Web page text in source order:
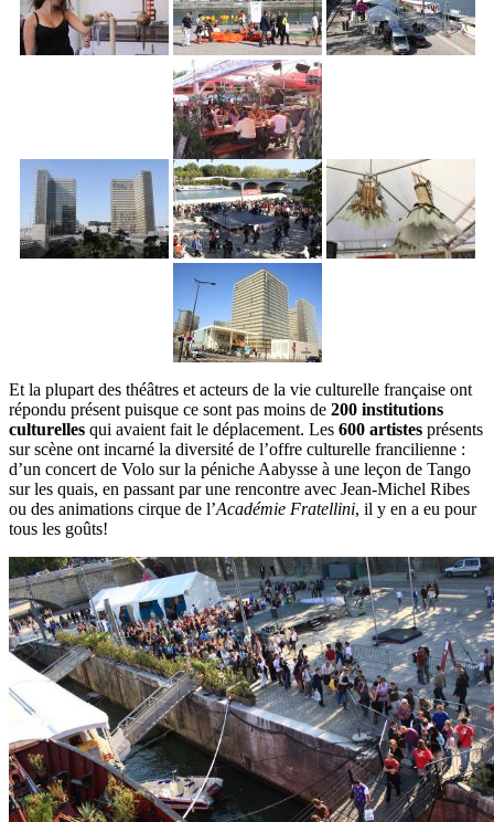
Et la plupart des théâtres et acteurs de la vie culturelle française ont
répondu présent puisque ce sont pas moins de 200 institutions
culturelles qui avaient fait le déplacement. Les 600 artistes présents
sur scène ont incarné la diversité de l’offre culturelle francilienne :
d’un concert de Volo sur la péniche Aabysse à une leçon de Tango
sur les quais, en passant par une rencontre avec Jean-Michel Ribes
ou des animations cirque de l’Académie Fratellini, il y en a eu pour
tous les goûts!